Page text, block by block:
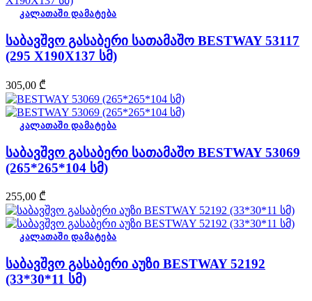
კალათაში დამატება
საბავშვო გასაბერი სათამაშო BESTWAY 53117
(295 X190X137 სმ)
305,00 ₾
კალათაში დამატება
საბავშვო გასაბერი სათამაშო BESTWAY 53069
(265*265*104 სმ)
255,00 ₾
კალათაში დამატება
საბავშვო გასაბერი აუზი BESTWAY 52192
(33*30*11 სმ)